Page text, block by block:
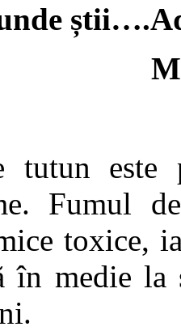
tutun este
Fumul
toxice,
în medie la